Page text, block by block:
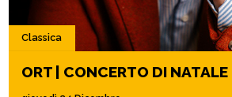
Classica
ORT | CONCERTO DI NATALE